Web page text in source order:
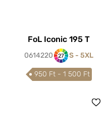
FoL Iconic 195 T
0614220 27 S - 5XL
950 Ft - 1 500 Ft